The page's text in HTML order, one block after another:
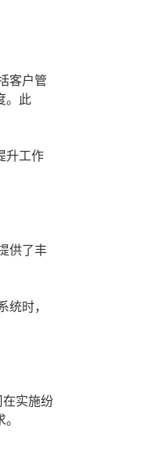
客户管
。此
升工作
供了丰
时，
实施纷